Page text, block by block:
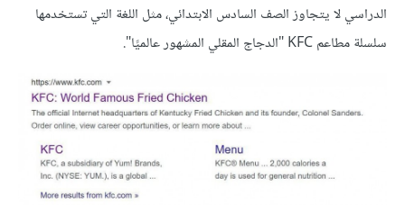
الدراسي لا يتجاوز الصف السادس الابتدائي، مثل اللغة التي تستخدمها
سلسلة مطاعم KFC "الدجاج المقلي المشهور عالميًا".